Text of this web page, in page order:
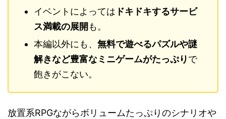
イベントによっては ドキドキするサービ
ス満載の展開 も。
本編以外にも、 無料で遊べるパズルや謎
解きなど豊富なミニゲームがたっぷりで
飽きがこない。
放置系RPGながらボリュームたっぷりのシナリオや